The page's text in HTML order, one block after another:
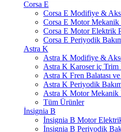
Corsa E
Corsa E Modifiye &
Corsa E Motor Mekanik
Corsa E Motor Elektrik
Corsa E Periyodik
Astra K
Astra K Modifiye &
Astra K Karoser iç Trim
Astra K Fren Balatası
Astra K Periyodik
Astra K Motor Mekanik
Tüm Ürünler
İnsignia B
İnsignia B Motor
İnsignia B Periyodik